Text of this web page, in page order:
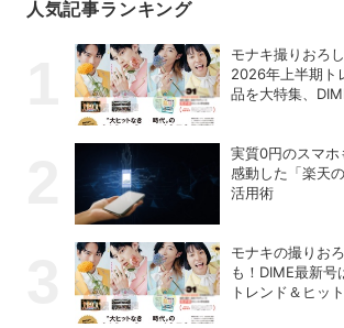
人気記事ランキング
モナキ撮りおろ
2026年上半期ト
品を大特集、
実質0円のスマ
感動した「楽天
活用術
モナキの撮りお
も！DIME最新
トレンド＆ヒッ